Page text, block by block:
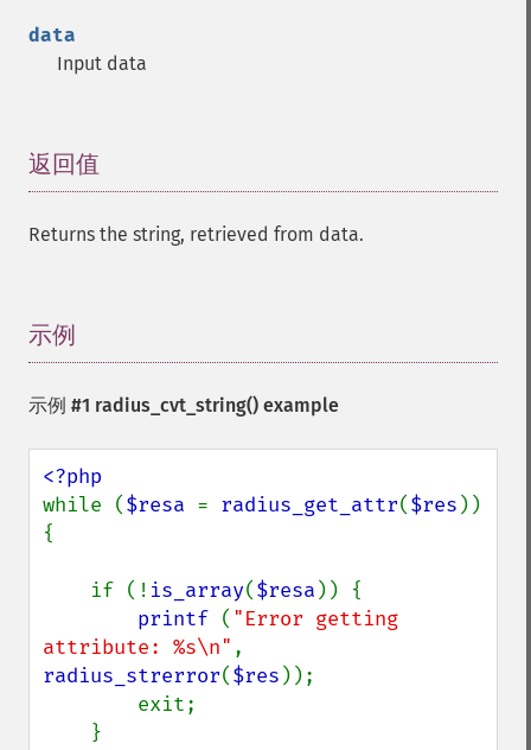
data
Input data
返回值
Returns the string, retrieved from data.
示例
示例 #1 radius_cvt_string() example
while ($resa = radius_get_attr($res ))
{
    if (!
is_array($resa )) {
printf ( "Error getting
attribute: %s\n"
radius_strerror($res ));